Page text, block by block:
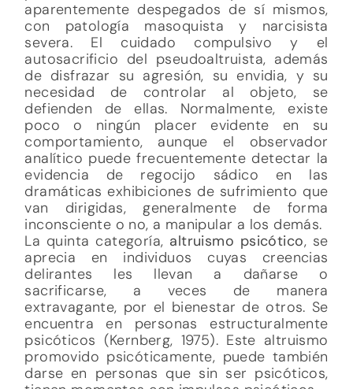
aparentemente despegados de sí mismos,
con patología masoquista y narcisista
severa. El cuidado compulsivo y el
autosacrificio del pseudoaltruista, además
de disfrazar su agresión, su envidia, y su
necesidad de controlar al objeto, se
defienden de ellas. Normalmente, existe
poco o ningún placer evidente en su
comportamiento, aunque el observador
analítico puede frecuentemente detectar la
evidencia de regocijo sádico en las
dramáticas exhibiciones de sufrimiento que
van dirigidas, generalmente de forma
inconsciente o no, a manipular a los demás.
La quinta categoría, altruismo psicótico, se
aprecia en individuos cuyas creencias
delirantes les llevan a dañarse o
sacrificarse, a veces de manera
extravagante, por el bienestar de otros. Se
encuentra en personas estructuralmente
psicóticos (Kernberg, 1975). Este altruismo
promovido psicóticamente, puede también
darse en personas que sin ser psicóticos,